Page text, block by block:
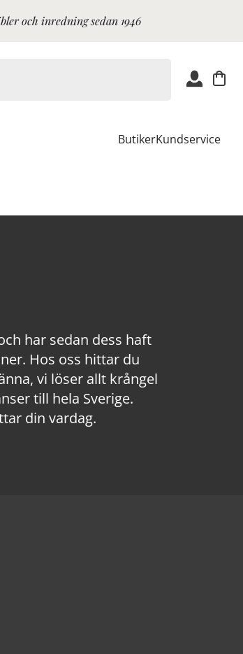
och inredning sedan 1946
ButikerKundservice
har sedan dess haft
Hos oss hittar du
vi löser allt krångel
till hela Sverige.
din vardag.